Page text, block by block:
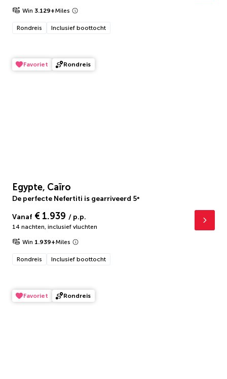
Win 3.129+Miles
Rondreis Inclusief boottocht
Favoriet Rondreis
Egypte, Caïro
De perfecte Nefertiti is gearriveerd 5*
Vanaf € 1.939 / p.p.
14 nachten, inclusief vluchten
Win 1.939+Miles
Rondreis Inclusief boottocht
Favoriet Rondreis